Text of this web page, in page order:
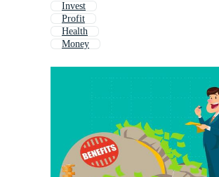
Invest
Profit
Health
Money